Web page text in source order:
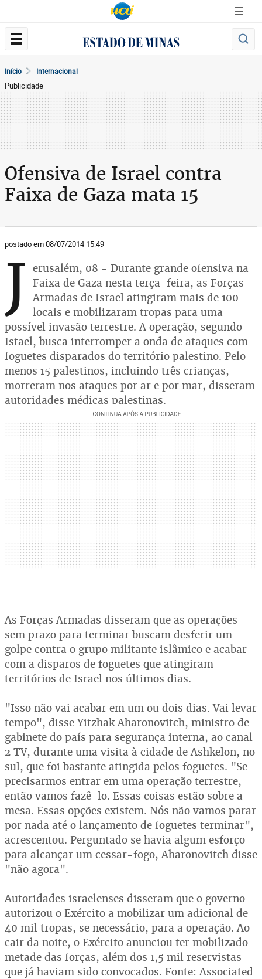
Início Internacional
Publicidade
Ofensiva de Israel contra
Faixa de Gaza mata 15
postado em 08/07/2014 15:49
J erusalém, 08 - Durante grande ofensiva na
Faixa de Gaza nesta terça-feira, as Forças
Armadas de Israel atingiram mais de 100
locais e mobilizaram tropas para uma
possível invasão terrestre. A operação, segundo
Istael, busca interromper a onda de ataques com
foguetes disparados do território palestino. Pelo
menos 15 palestinos, incluindo três crianças,
morreram nos ataques por ar e por mar, disseram
autoridades médicas palestinas.
As Forças Armadas disseram que as operações
sem prazo para terminar buscam desferir um
golpe contra o grupo militante islâmico e acabar
com a disparos de foguetes que atingiram
territórios de Israel nos últimos dias.
"Isso não vai acabar em um ou dois dias. Vai levar
tempo", disse Yitzhak Aharonovitch, ministro de
gabinete do país para segurança interna, ao canal
2 TV, durante uma visita à cidade de Ashkelon, no
sul, que foi bastante atingida pelos foguetes. "Se
precisarmos entrar em uma operação terrestre,
então vamos fazê-lo. Essas coisas estão sobre a
mesa. Essas opções existem. Nós não vamos parar
por nada até o lançamento de foguetes terminar",
acrescentou. Perguntado se havia algum esforço
para alcançar um cessar-fogo, Aharonovitch disse
"não agora".
Autoridades israelenses disseram que o governo
autorizou o Exército a mobilizar um adicional de
40 mil tropas, se necessário, para a operação. Ao
cair da noite, o Exército anunciou ter mobilizado
metade das forças, além dos 1,5 mil reservistas
que já haviam sido convocados. Fonte: Associated